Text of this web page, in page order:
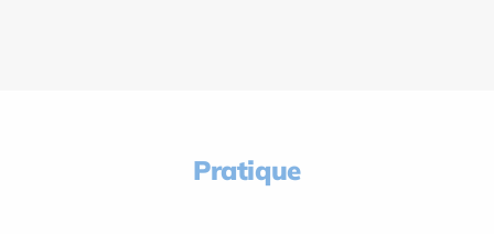
Pratique